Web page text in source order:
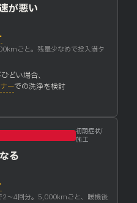
が悪い
ごと。残量少なめで投入→満タ
どい場合、
ーでの洗浄を検討
初期症状/
施工
る
〜4回分。5,000kmごと、暖機後